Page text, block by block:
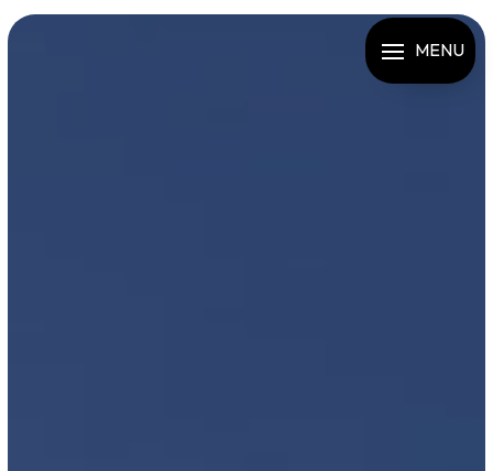
MENU
Panneau de gestion des cookies